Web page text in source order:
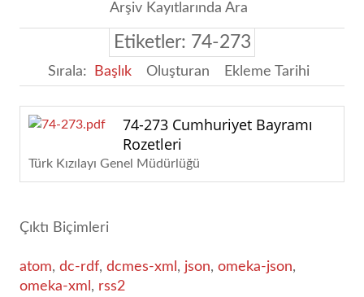
Arşiv Kayıtlarında Ara
Etiketler: 74-273
Sırala: Başlık Oluşturan Ekleme Tarihi
74-273 Cumhuriyet Bayramı
Rozetleri
Türk Kızılayı Genel Müdürlüğü
Çıktı Biçimleri
atom, dc-rdf, dcmes-xml , json, omeka-json,
omeka-xml , rss2